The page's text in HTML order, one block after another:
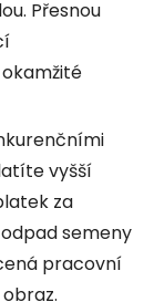
Přesnou
vyšší
za
semeny
pracovní